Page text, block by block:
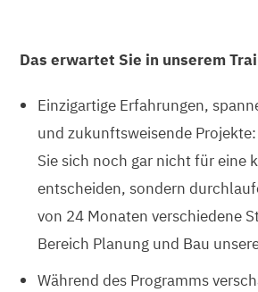
Das erwartet Sie in unserem
Einzigartige Erfahrungen,
und zukunftsweisende
Sie sich noch gar nicht für eine
entscheiden, sondern
von 24 Monaten verschiedene
Bereich Planung und Bau
Während des Programms